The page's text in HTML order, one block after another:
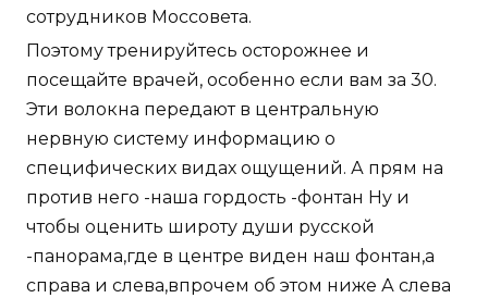
сотрудников Моссовета.
Поэтому тренируйтесь осторожнее и
посещайте врачей, особенно если вам за 30.
Эти волокна передают в центральную
нервную систему информацию о
специфических видах ощущений. А прям на
против него -наша гордость -фонтан Ну и
чтобы оценить широту души русской
-панорама,где в центре виден наш фонтан,а
справа и слева,впрочем об этом ниже А слева